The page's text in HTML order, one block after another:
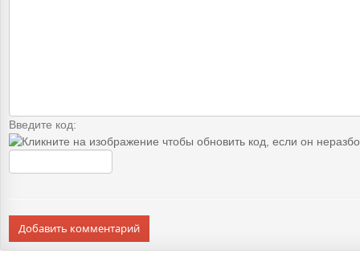
Введите код:
Добавить комментарий